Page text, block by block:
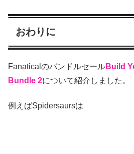
おわりに
FanaticalのバンドルセールBuild
Bundle 2について紹介しました。
例えばSpidersaursは